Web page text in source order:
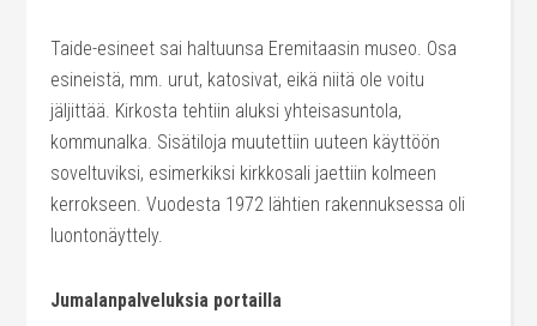
Taide-esineet sai haltuunsa Eremitaasin museo. Osa
esineistä, mm. urut, katosivat, eikä niitä ole voitu
jäljittää. Kirkosta tehtiin aluksi yhteisasuntola,
kommunalka. Sisätiloja muutettiin uuteen käyttöön
soveltuviksi, esimerkiksi kirkkosali jaettiin kolmeen
kerrokseen. Vuodesta 1972 lähtien rakennuksessa oli
luontonäyttely.
Jumalanpalveluksia portailla